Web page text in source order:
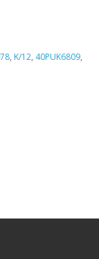
, K/12, 40PUK6809,